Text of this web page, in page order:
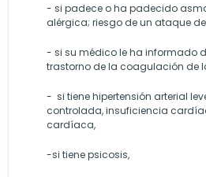
- si padece o ha padecido
alérgica; riesgo de un ataque
- si su médico le ha informado
trastorno de la coagulación de
- si tiene hipertensión arterial
controlada, insuficiencia
cardíaca,
-si tiene psicosis,